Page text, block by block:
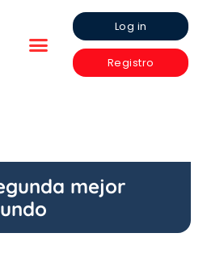
Log in
Registro
mejor